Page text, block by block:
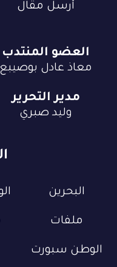
أرسل مقال
البحرين
ملفات
الوطن سبورت
العضو المنتدب
معاذ عادل بوصيبع
مدير التحرير
وليد صبري